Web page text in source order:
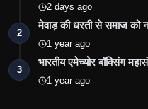
2 days ago
2
मेवाड़ की धरती से समाज को
1 year ago
3
भारतीय एमेच्योर बॉक्सिंग
1 year ago